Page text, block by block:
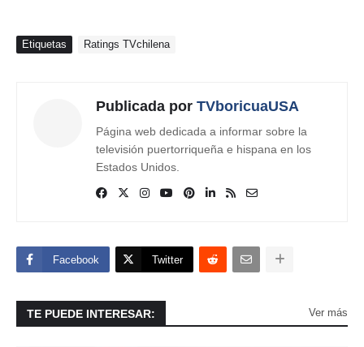
Etiquetas Ratings TVchilena
Publicada por TVboricuaUSA
Página web dedicada a informar sobre la
televisión puertorriqueña e hispana en los
Estados Unidos.
Facebook Twitter
TE PUEDE INTERESAR: Ver más